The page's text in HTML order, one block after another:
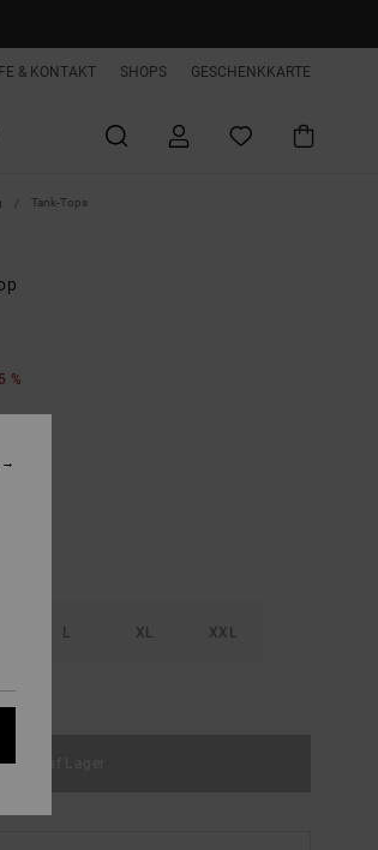
& KONTAKT SHOPS GESCHENKKARTE
Tank-Tops
%
L XL XXL
auf Lager